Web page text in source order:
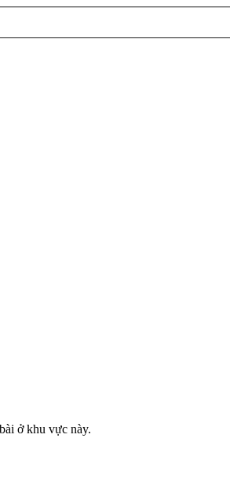
ở khu vực này.